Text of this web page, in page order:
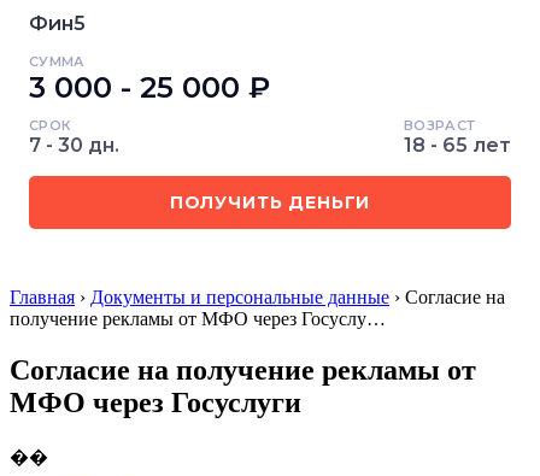
Фин5
СУММА
3 000 - 25 000 ₽
СРОК
7 - 30 дн.
ВОЗРАСТ
18 - 65 лет
ПОЛУЧИТЬ ДЕНЬГИ
Главная › Документы и персональные данные › Согласие на
получение рекламы от МФО через Госуслу…
Согласие на получение рекламы от
МФО через Госуслуги
��